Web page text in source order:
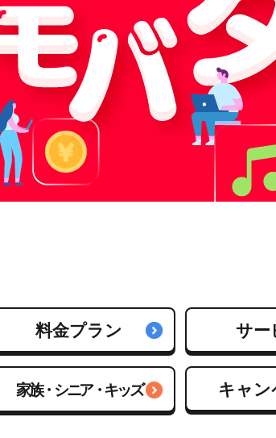
料金プラン サー
家族・シニア・キッズ キャン